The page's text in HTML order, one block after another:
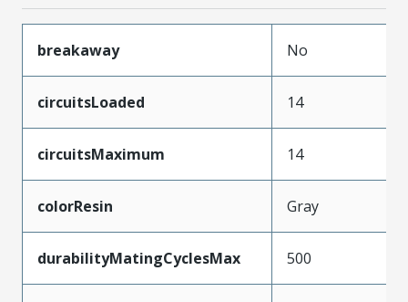
breakaway No
circuitsLoaded 14
circuitsMaximum 14
colorResin Gray
durabilityMatingCyclesMax 500